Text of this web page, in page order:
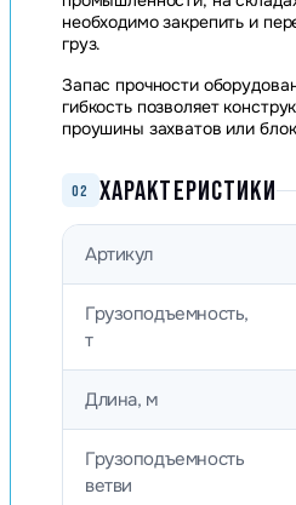
необходимо закрепить и
груз.
Запас прочности
гибкость позволяет
проушины захватов или
02 ХАРАКТЕРИСТИКИ
Артикул
Грузоподъемность,
т
Длина, м
Грузоподъемность
ветви